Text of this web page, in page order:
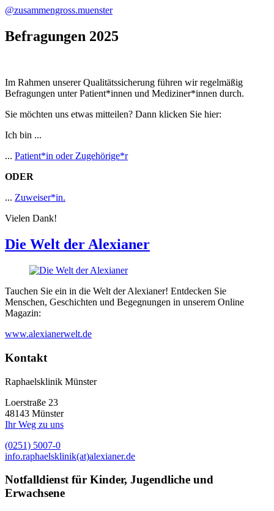
@zusammengross.muenster
Befragungen 2025
Im Rahmen unserer Qualitätssicherung führen wir regelmäßig
Befragungen unter Patient*innen und Mediziner*innen durch.
Sie möchten uns etwas mitteilen? Dann klicken Sie hier:
Ich bin ...
... Patient*in oder Zugehörige*r
ODER
... Zuweiser*in.
Vielen Dank!
Die Welt der Alexianer
Tauchen Sie ein in die Welt der Alexianer! Entdecken Sie
Menschen, Geschichten und Begegnungen in unserem Online
Magazin:
www.alexianerwelt.de
Kontakt
Raphaelsklinik Münster
Loerstraße 23
48143 Münster
Ihr Weg zu uns
(0251) 5007-0
info.raphaelsklinik(at)alexianer.de
Notfalldienst für Kinder, Jugendliche und
Erwachsene